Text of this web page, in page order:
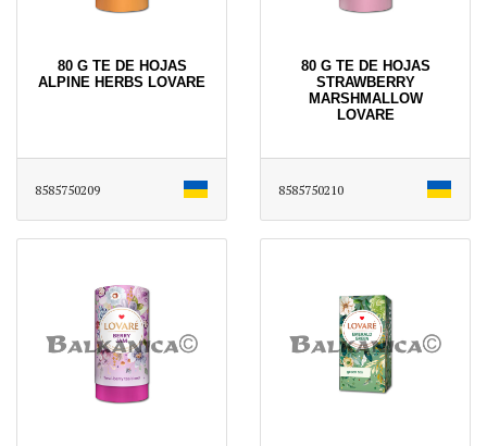
80 G TE DE HOJAS
ALPINE HERBS LOVARE
8585750209
80 G TE DE HOJAS
STRAWBERRY
MARSHMALLOW
LOVARE
8585750210